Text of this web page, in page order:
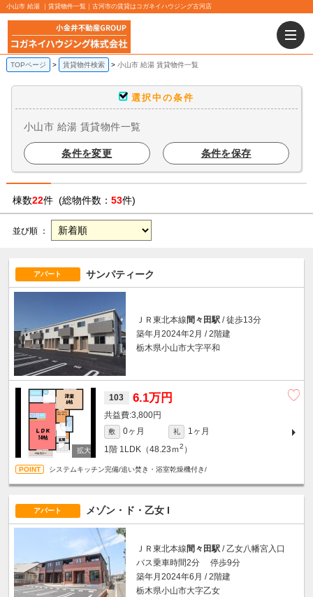
小山市 給湯 ｜賃貸物件一覧｜古河市の賃貸はコガネイハウジング古河店
TOPページ 賃貸物件検索 小山市 給湯 賃貸物件一覧
選択中の条件
小山市 給湯 賃貸物件一覧
条件を変更 条件を保存
棟数22件 (総物件数： 53件)
並び順 ：
アパート サンパティーク
ＪＲ東北本線間々田駅 / 徒歩13分
築年月2024年2月 / 2階建
栃木県小山市大字平和
103 6.1万円
3,800円
敷 0ヶ月 礼
1ヶ月
1階 1LDK（48.23ｍ2 ）
システムキッチン完備/追い焚き・浴室乾燥機付き/
アパート メゾン・ド・乙女 I
ＪＲ東北本線 間々田駅 / 乙女八幡宮入口
バス乗車時間2分 停歩9分
築年月2024年6月 / 2階建
栃木県小山市大字乙女